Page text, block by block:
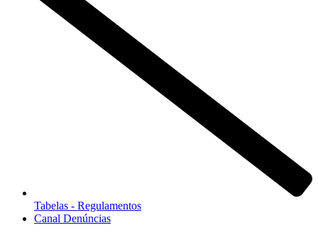
Tabelas - Regulamentos
Canal Denúncias